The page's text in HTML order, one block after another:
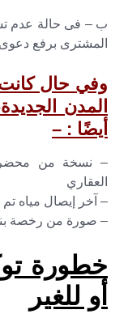
ب – فى حالة عدم
المشترى برفع
وفي حال
المدن
أيضًا : –
– نسخة من محضر
العقاري
– آخر إيصال مياه
– صورة من رخصة
خطورة
أو للغير